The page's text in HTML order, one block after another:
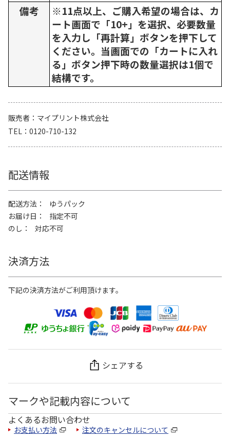
備考
※11点以上、ご購入希望の場合は、カ
ート画面で「10+」を選択、必要数量
を入力し「再計算」ボタンを押下して
ください。当画面での「カートに入れ
る」ボタン押下時の数量選択は1個で
結構です。
販売者
マイプリント株式会社
TEL
0120-710-132
配送情報
配送方法
ゆうパック
お届け日
指定不可
のし
対応不可
決済方法
下記の決済方法がご利用頂けます。
シェアする
マークや記載内容について
よくあるお問い合わせ
お支払い方法 注文のキャンセルについて